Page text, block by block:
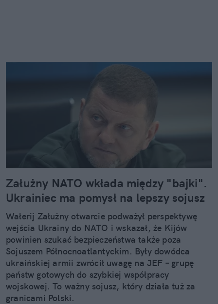
Załużny NATO wkłada między "bajki".
Ukrainiec ma pomysł na lepszy sojusz
Wałerij Załużny otwarcie podważył perspektywę
wejścia Ukrainy do NATO i wskazał, że Kijów
powinien szukać bezpieczeństwa także poza
Sojuszem Północnoatlantyckim. Były dowódca
ukraińskiej armii zwrócił uwagę na JEF – grupę
państw gotowych do szybkiej współpracy
wojskowej. To ważny sojusz, który działa tuż za
granicami Polski.